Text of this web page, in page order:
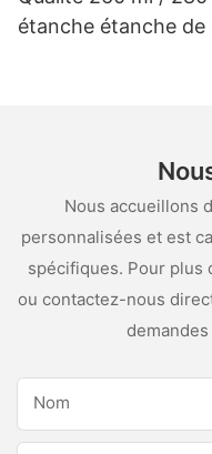
étanche étanche de
Nous accueillons
personnalisées et est
spécifiques. Pour plus
ou contactez-nous
Nom